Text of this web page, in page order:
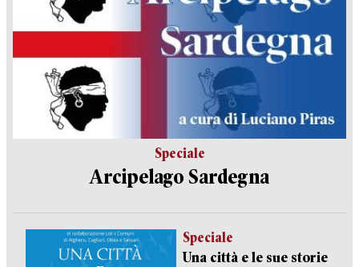
Speciale
Arcipelago Sardegna
Speciale
Una città e le sue storie